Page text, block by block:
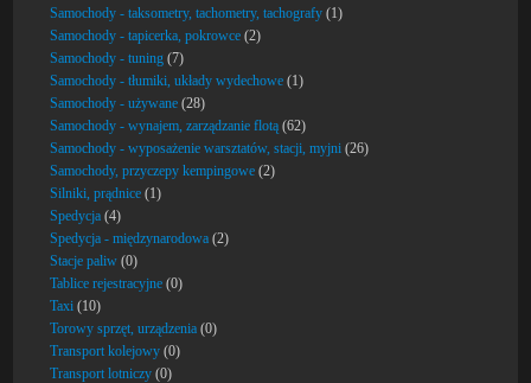
Samochody - taksometry, tachometry, tachografy (1)
Samochody - tapicerka, pokrowce (2)
Samochody - tuning (7)
Samochody - tłumiki, układy wydechowe (1)
Samochody - używane (28)
Samochody - wynajem, zarządzanie flotą (62)
Samochody - wyposażenie warsztatów, stacji, myjni (26)
Samochody, przyczepy kempingowe (2)
Silniki, prądnice (1)
Spedycja (4)
Spedycja - międzynarodowa (2)
Stacje paliw (0)
Tablice rejestracyjne (0)
Taxi (10)
Torowy sprzęt, urządzenia (0)
Transport kolejowy (0)
Transport lotniczy (0)